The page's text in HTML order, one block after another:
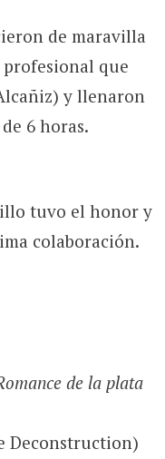
de maravilla
que
y llenaron
6 horas.
tuvo el honor y
colaboración.
de la plata
Deconstruction)